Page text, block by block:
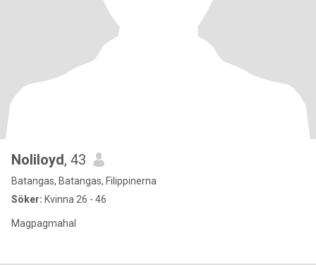
Noliloyd, 43
Batangas, Batangas, Filippinerna
Söker: Kvinna 26 - 46
Magpagmahal